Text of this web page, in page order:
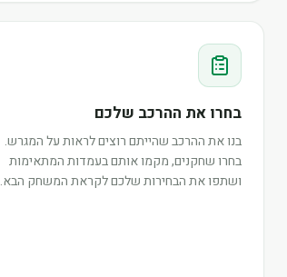
בחרו את ההרכב שלכם
בנו את ההרכב שהייתם רוצים לראות על המגרש.
בחרו שחקנים, מקמו אותם בעמדות המתאימות
ושתפו את הבחירות שלכם לקראת המשחק הבא.